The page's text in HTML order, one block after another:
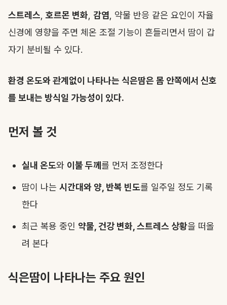
스트레스 ,호르몬 변화 감염 , 약물 반응 같은 요인이 자율
신경에 영향을 주면 체온 조절 기능이 흔들리면서 땀이 갑
자기 분비될 수 있다.
환경 온도와 관계없이 나타나는 식은땀은 몸 안쪽에서 신호
를 보내는 방식일 가능성이 있다.
먼저 볼 것
실내 온도와 이불 두께 를 먼저 조정한다
땀이 나는 시간대와 양, 반복 빈도를 일주일 정도 기록
한다
최근 복용 중인 약물, 건강 변화, 스트레스 상황을 떠올
려 본다
식은땀이 나타나는 주요 원인